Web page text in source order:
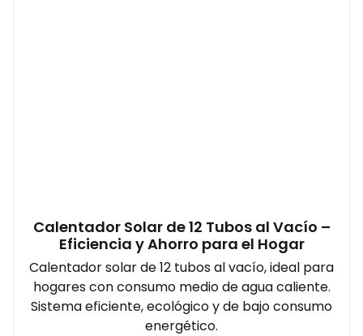
Calentador Solar de 12 Tubos al Vacío –
Eficiencia y Ahorro para el Hogar
Calentador solar de 12 tubos al vacío, ideal para
hogares con consumo medio de agua caliente.
Sistema eficiente, ecológico y de bajo consumo
energético.